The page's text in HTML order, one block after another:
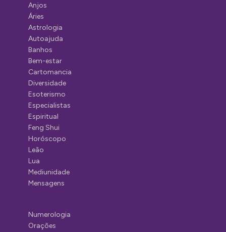
Anjos
Áries
Astrologia
Autoajuda
Banhos
Bem-estar
Cartomancia
Diversidade
Esoterismo
Especialistas
Espiritual
Feng Shui
Horóscopo
Leão
Lua
Mediunidade
Mensagens
Numerologia
Orações